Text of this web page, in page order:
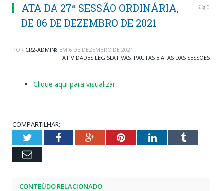
ATA DA 27ª SESSÃO ORDINÁRIA,
DE 06 DE DEZEMBRO DE 2021
0
POR CR2-ADMIN8 EM 6 DE DEZEMBRO DE 2021
ATIVIDADES LEGISLATIVAS, PAUTAS E ATAS DAS SESSÕES
Clique aqui para visualizar
COMPARTILHAR:
TwitterFacebookGoogle+PinterestLinkedInTumblr
Email
CONTEÚDO RELACIONADO